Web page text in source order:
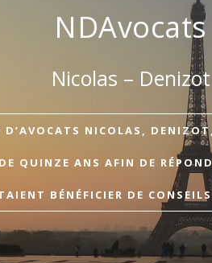
Nicolas –
D’AVOCATS NICOLAS,
QUINZE ANS AFIN DE
BÉNÉFICIER DE